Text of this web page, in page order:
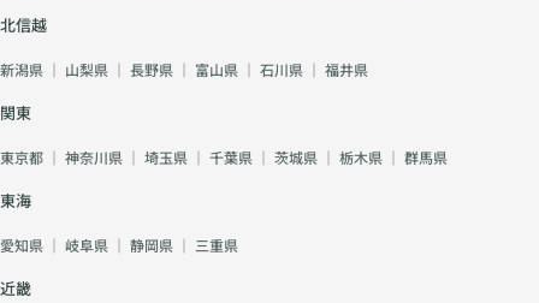
北信越
新潟県 ｜ 山梨県 ｜ 長野県 ｜ 富山県 ｜ 石川県 ｜ 福井県
関東
東京都 ｜ 神奈川県 ｜ 埼玉県 ｜ 千葉県 ｜ 茨城県 ｜ 栃木県 ｜ 群馬県
東海
愛知県 ｜ 岐阜県 ｜ 静岡県 ｜ 三重県
近畿